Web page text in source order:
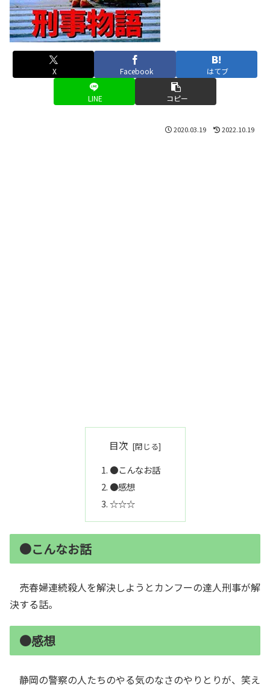
X Facebook はてブ
LINE コピー
2020.03.19 2022.10.19
目次
●こんなお話
●感想
☆☆☆
●こんなお話
売春婦連続殺人を解決しようとカンフーの達人刑事が解
決する話。
●感想
静岡の警察の人たちのやる気のなさのやりとりが、笑え